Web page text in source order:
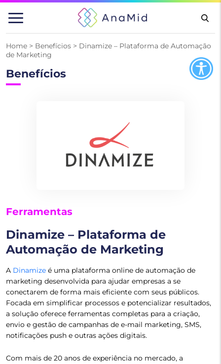
Pular
para
Home > Benefícios > Dinamize – Plataforma de Automação
de Marketing
Benefícios
Ferramentas
Dinamize – Plataforma de
Automação de Marketing
A Dinamize é uma plataforma online de automação de
marketing desenvolvida para ajudar empresas a se
conectarem de forma mais eficiente com seus públicos.
Focada em simplificar processos e potencializar resultados,
a solução oferece ferramentas completas para a criação,
envio e gestão de campanhas de e-mail marketing, SMS,
notificações push e outras ações digitais.
Com mais de 20 anos de experiência no mercado, a